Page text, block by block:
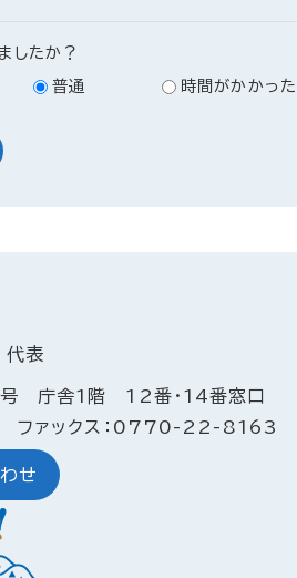
したか？
普通 時間がかかった
代表
庁舎1階 12番・14番窓口
ファックス：0770-22-8163
せ